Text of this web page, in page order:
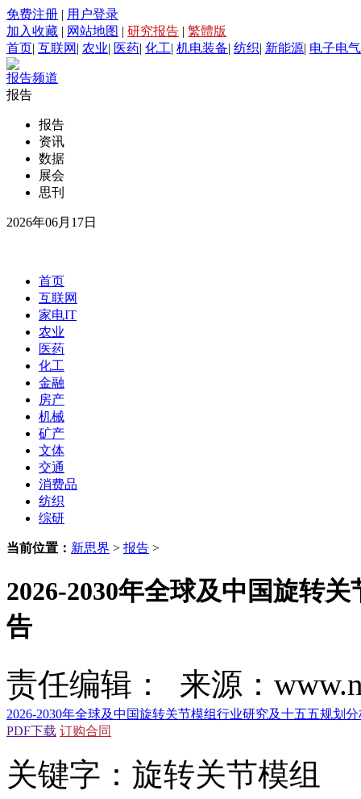
免费注册 | 用户登录
加入收藏 | 网站地图 | 研究报告 | 繁體版
首页| 互联网 | 农业| 医药| 化工| 机电装备| 纺织| 新能源| 电子电气
报告频道
报告
报告
资讯
数据
展会
思刊
2026年06月17日
首页
互联网
家电IT
农业
医药
化工
金融
房产
机械
矿产
文体
交通
消费品
纺织
综研
当前位置： 新思界 > 报告 >
2026-2030年全球及中国旋转
告
责任编辑： 来源：
2026-2030年全球及中国旋转关节模组行业研究及十五五规划
PDF下载 订购合同
关键字：旋转关节模组